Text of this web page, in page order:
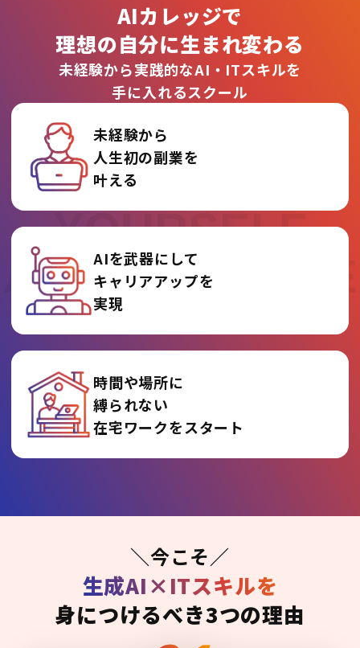
REINVENT
YOURSELF
AT AI COLLEGE
AIカレッジで
理想の自分に生まれ変わる
未経験から実践的なAI・ITスキルを
手に入れるスクール
未経験から
人生初の副業を
叶える
AIを武器にして
キャリアアップを
実現
時間や場所に
縛られない
在宅ワークをスタート
＼今こそ／
生成AI×ITスキルを
身につけるべき3つの理由